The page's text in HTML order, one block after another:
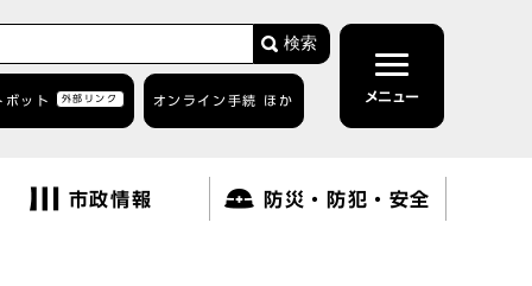
検索
ボット 外部リンク オンライン手続 ほか メニュー
市政情報 防災・防犯・安全